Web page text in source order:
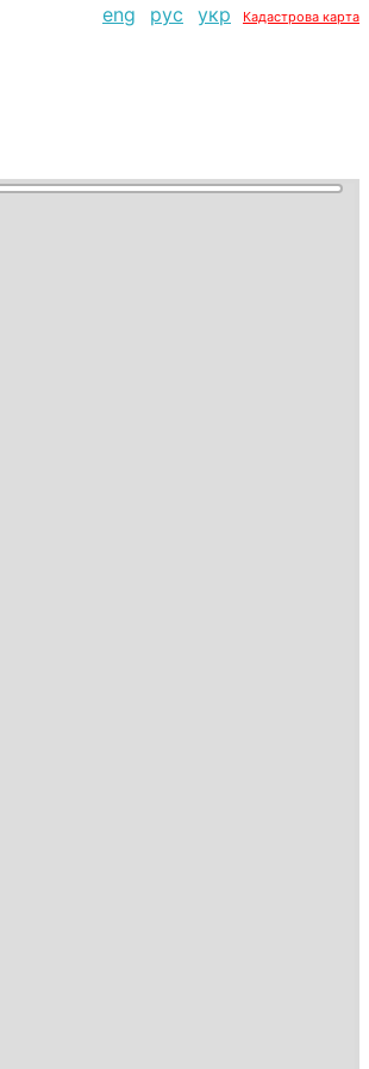
eng рус укр Кадастрова карта